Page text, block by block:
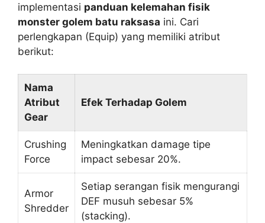
implementasi panduan kelemahan fisik
monster golem batu raksasa ini. Cari
perlengkapan (Equip) yang memiliki atribut
berikut:
Nama
Atribut
Gear
Efek Terhadap Golem
Crushing
Force
Meningkatkan damage tipe
impact sebesar 20%.
Armor
Shredder
Setiap serangan fisik mengurangi
DEF musuh sebesar 5%
(stacking).